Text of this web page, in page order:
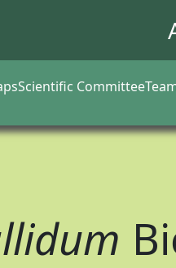
Scientific Committee